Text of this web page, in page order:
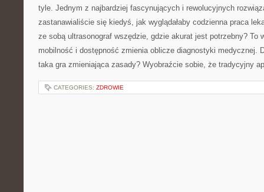
tyle. Jednym z najbardziej fascynujących i rewolucyjnych
zastanawialiście się kiedyś, jak wyglądałaby codzienna praca
ze sobą ultrasonograf wszędzie, gdzie akurat jest potrzebny? To
mobilność i dostępność zmienia oblicze diagnostyki medycznej.
taka gra zmieniająca zasady? Wyobraźcie sobie, że tradycyjny
CATEGORIES: ZDROWIE